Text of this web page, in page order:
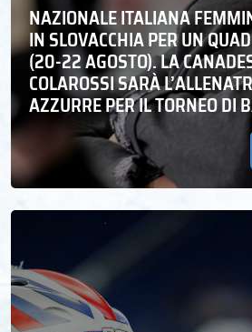
NAZIONALE ITALIANA
IN SLOVACCHIA PER UN
(20-22 AGOSTO). LA
COLAROSSI SARÀ
AZZURRE PER IL TORNEO DI